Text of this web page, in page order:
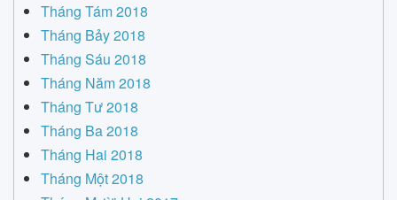
Tháng Tám 2018
Tháng Bảy 2018
Tháng Sáu 2018
Tháng Năm 2018
Tháng Tư 2018
Tháng Ba 2018
Tháng Hai 2018
Tháng Một 2018